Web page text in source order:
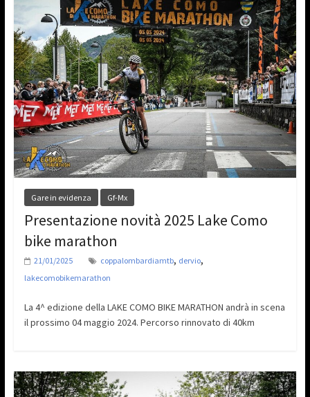
Gare in evidenza Gf-Mx
Presentazione novità 2025 Lake Como
bike marathon
21/01/2025 coppalombardiamtb, dervio,
lakecomobikemarathon
La 4^ edizione della LAKE COMO BIKE MARATHON andrà in scena
il prossimo 04 maggio 2024. Percorso rinnovato di 40km